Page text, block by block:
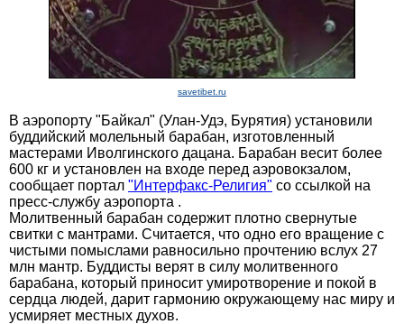
savetibet.ru
В аэропорту "Байкал" (Улан-Удэ, Бурятия) установили
буддийский молельный барабан, изготовленный
мастерами Иволгинского дацана. Барабан весит более
600 кг и установлен на входе перед аэровокзалом,
сообщает портал "Интерфакс-Религия" со ссылкой на
пресс-службу аэропорта .
Молитвенный барабан содержит плотно свернутые
свитки с мантрами. Считается, что одно его вращение с
чистыми помыслами равносильно прочтению вслух 27
млн мантр. Буддисты верят в силу молитвенного
барабана, который приносит умиротворение и покой в
сердца людей, дарит гармонию окружающему нас миру и
усмиряет местных духов.